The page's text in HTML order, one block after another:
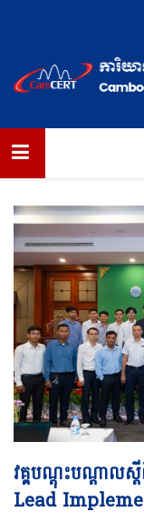
វគ្គបណ្ដុះបណ្ដាល
Lead